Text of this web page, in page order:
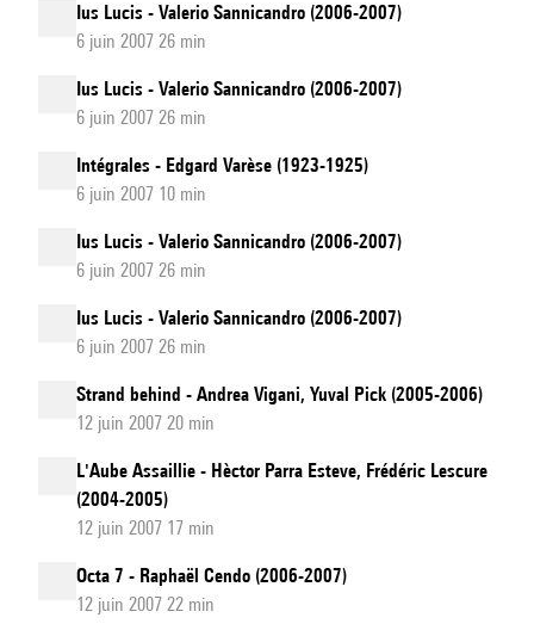
Ius Lucis - Valerio Sannicandro (2006-2007)
6 juin 2007 26 min
Ius Lucis - Valerio Sannicandro (2006-2007)
6 juin 2007 26 min
Intégrales - Edgard Varèse (1923-1925)
6 juin 2007 10 min
Ius Lucis - Valerio Sannicandro (2006-2007)
6 juin 2007 26 min
Ius Lucis - Valerio Sannicandro (2006-2007)
6 juin 2007 26 min
Strand behind - Andrea Vigani, Yuval Pick (2005-2006)
12 juin 2007 20 min
L'Aube Assaillie - Hèctor Parra Esteve, Frédéric Lescure
(2004-2005)
12 juin 2007 17 min
Octa 7 - Raphaël Cendo (2006-2007)
12 juin 2007 22 min